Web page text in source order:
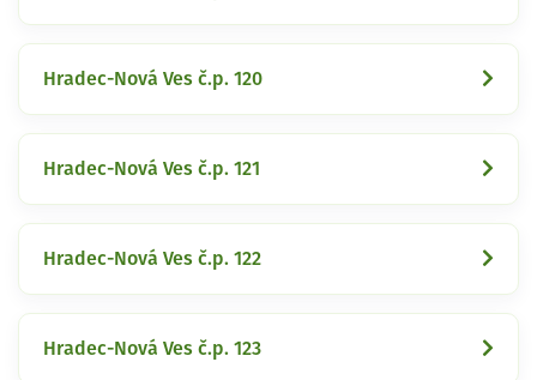
Hradec-Nová Ves č.p. 120
Hradec-Nová Ves č.p. 121
Hradec-Nová Ves č.p. 122
Hradec-Nová Ves č.p. 123